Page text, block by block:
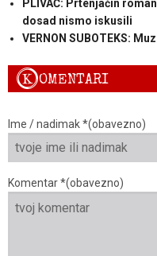
PLIVAČ: Prtenjačin
dosad nismo iskusili
VERNON SUBOTEKS:
KOMENTARI
Ime / nadimak *(obavezno)
Komentar *(obavezno)